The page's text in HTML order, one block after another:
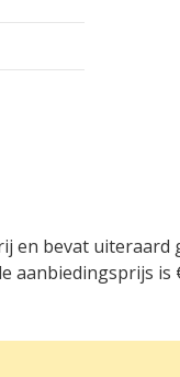
en bevat uiteraard
aanbiedingsprijs is